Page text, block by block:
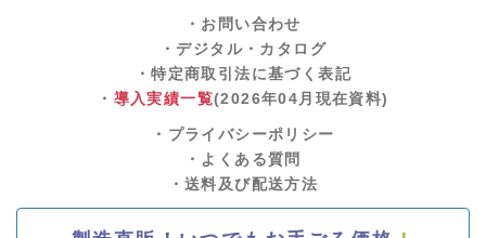
・お問い合わせ
・デジタル・カタログ
・特定商取引法に基づく表記
・ 導入実績一覧(2026年04月現在資料)
・プライバシーポリシー
・よくある質問
・送料及び配送方法